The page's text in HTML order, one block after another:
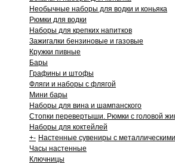
Необычные наборы для водки и коньяка
Рюмки для водки
Наборы для крепких напитков
Зажигалки бензиновые и газовые
Кружки пивные
Бары
Графины и штофы
Фляги и наборы с флягой
Мини бары
Наборы для вина и шампанского
Стопки перевертыши. Рюмки с головой
Наборы для коктейлей
+- Настенные сувениры с
Часы настенные
Ключницы